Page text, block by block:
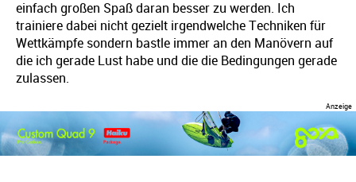
einfach großen Spaß daran besser zu werden. Ich
trainiere dabei nicht gezielt irgendwelche Techniken für
Wettkämpfe sondern bastle immer an den Manövern auf
die ich gerade Lust habe und die die Bedingungen gerade
zulassen.